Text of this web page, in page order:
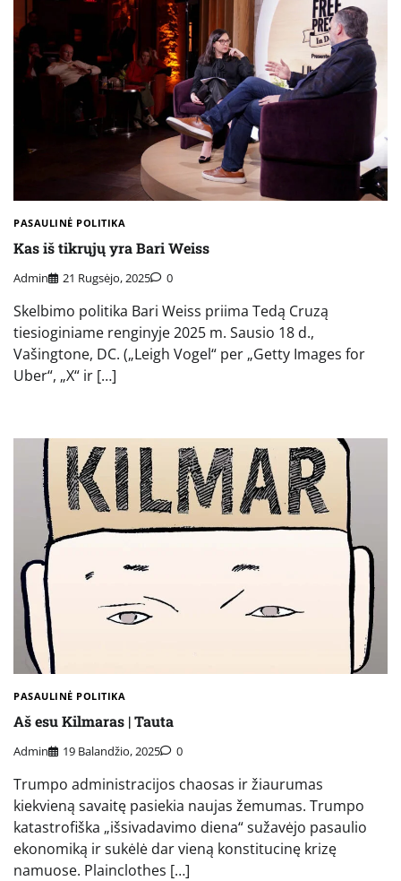
PASAULINĖ POLITIKA
Kas iš tikrųjų yra Bari Weiss
Admin 21 Rugsėjo, 2025 0
Skelbimo politika Bari Weiss priima Tedą Cruzą
tiesioginiame renginyje 2025 m. Sausio 18 d.,
Vašingtone, DC. („Leigh Vogel“ per „Getty Images for
Uber“, „X“ ir […]
PASAULINĖ POLITIKA
Aš esu Kilmaras | Tauta
Admin 19 Balandžio, 2025 0
Trumpo administracijos chaosas ir žiaurumas
kiekvieną savaitę pasiekia naujas žemumas. Trumpo
katastrofiška „išsivadavimo diena“ sužavėjo pasaulio
ekonomiką ir sukėlė dar vieną konstitucinę krizę
namuose. Plainclothes […]